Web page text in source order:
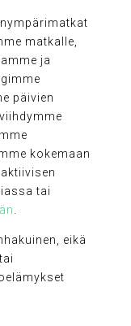
matkalle,
ja
päivien
kokemaan
tai
eikä